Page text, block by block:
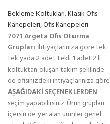
Bekleme Koltukları,Klasik Ofis
Kanepeleri,Ofis Kanepeleri
7071 Argeta Ofis Oturma
Grupları İhtiyaçlarınıza göre tek
tek yada 2 adet tekli 1 adet 2 li
koltuktan oluşan takım şeklinde
de ofisinizdeki ihtiyaçlarınıza göre
AŞAĞIDAKİ SEÇENEKLERDEN
seçim yapabilirsiniz. Ürün grupları
içersin de yer alan ürünler genel